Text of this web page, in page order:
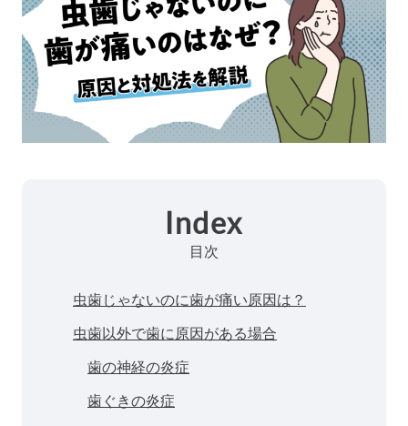
Index
目次
虫歯じゃないのに歯が痛い原因は？
虫歯以外で歯に原因がある場合
歯の神経の炎症
歯ぐきの炎症